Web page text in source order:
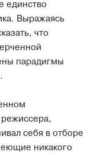
единство
Выражаясь
что
парадигмы
себя в отборе
никакого